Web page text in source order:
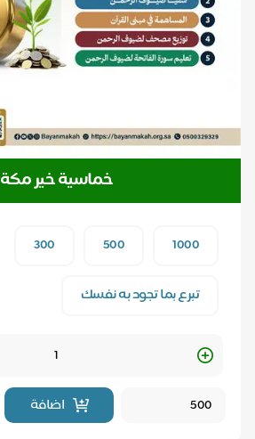
خماسية خير مكة
1000
500
300
تبرع بما تجود به نفسك
Quantity
اضافة